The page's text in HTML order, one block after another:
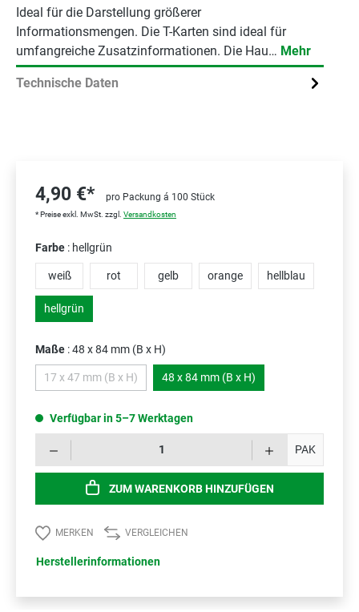
Ideal für die Darstellung größerer
Informationsmengen. Die T-Karten sind ideal für
umfangreiche Zusatzinformationen. Die Hau… Mehr
Technische Daten
4,90 €* pro Packung á 100 Stück
* Preise exkl. MwSt. zzgl. Versandkosten
Farbe : hellgrün
weiß rot gelb orange hellblau
hellgrün
Maße : 48 x 84 mm (B x H)
17 x 47 mm (B x H)(Diese Option ist zurzeit nicht verfügbar.)
48 x 84 mm (B x H)
Verfügbar in 5–7 Werktagen
PAK
ZUM WARENKORB HINZUFÜGEN
MERKEN VERGLEICHEN
Herstellerinformationen